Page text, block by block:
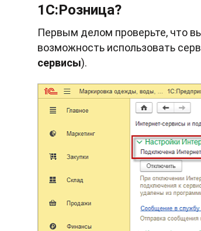
1С:Розница?
Первым делом проверьте, что
возможность использовать
сервисы).